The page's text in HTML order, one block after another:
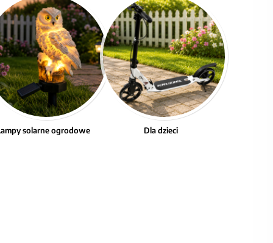
solarne ogrodowe Dla dzieci